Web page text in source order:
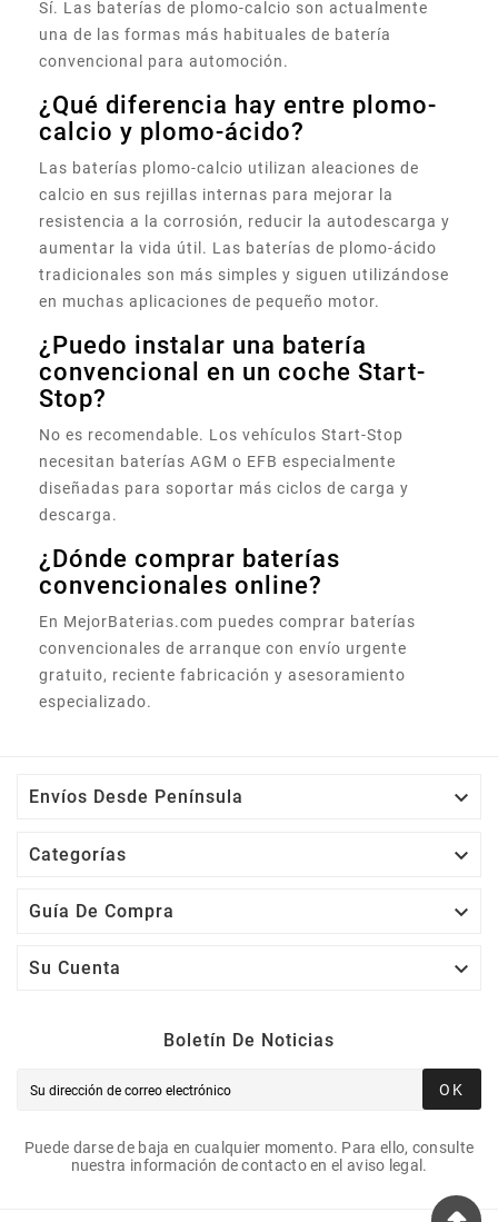
Sí. Las baterías de plomo-calcio son actualmente
una de las formas más habituales de batería
convencional para automoción.
¿Qué diferencia hay entre plomo-
calcio y plomo-ácido?
Las baterías plomo-calcio utilizan aleaciones de
calcio en sus rejillas internas para mejorar la
resistencia a la corrosión, reducir la autodescarga y
aumentar la vida útil. Las baterías de plomo-ácido
tradicionales son más simples y siguen utilizándose
en muchas aplicaciones de pequeño motor.
¿Puedo instalar una batería
convencional en un coche Start-
Stop?
No es recomendable. Los vehículos Start-Stop
necesitan baterías AGM o EFB especialmente
diseñadas para soportar más ciclos de carga y
descarga.
¿Dónde comprar baterías
convencionales online?
En MejorBaterias.com puedes comprar baterías
convencionales de arranque con envío urgente
gratuito, reciente fabricación y asesoramiento
especializado.
Envíos Desde Península 
Categorías 
Guía De Compra 
Su Cuenta 
Boletín De Noticias
OK
Puede darse de baja en cualquier momento. Para ello, consulte
nuestra información de contacto en el aviso legal.